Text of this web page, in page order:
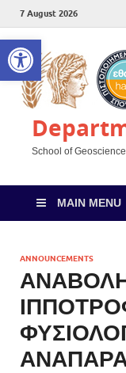
Open toolbar
7 August 2026
School of
MAIN MENU
ANNOUNCEMENTS